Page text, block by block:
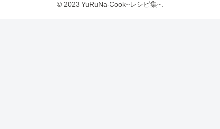
© 2023 YuRuNa-Cook~レシピ集~.